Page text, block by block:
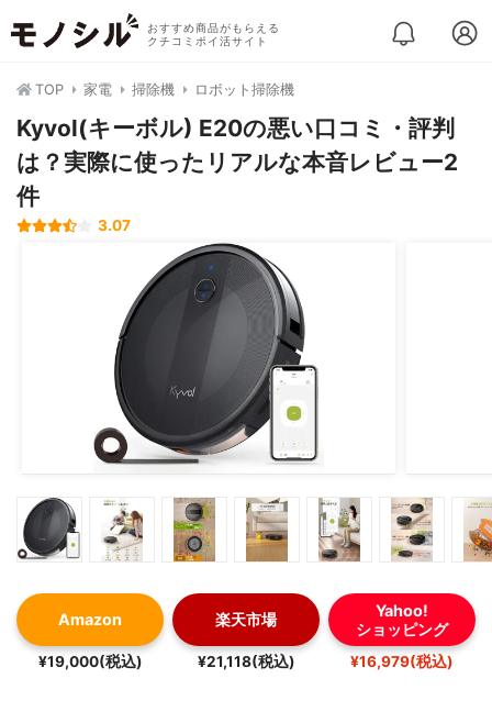
おすすめ商品がもらえる
クチコミポイ活サイト
TOP 家電 掃除機 ロボット掃除機
Kyvol(キーボル) E20の悪い口コミ・評判
は？実際に使ったリアルな本音レビュー2
件
3.07
Amazon
¥19,000(税込)
楽天市場
¥21,118(税込)
Yahoo!
ショッピング
¥16,979(税込)